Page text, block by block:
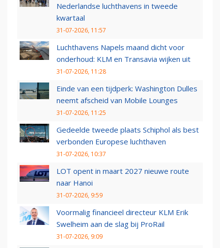
Nederlandse luchthavens in tweede
kwartaal
31-07-2026, 11:57
Luchthavens Napels maand dicht voor
onderhoud: KLM en Transavia wijken uit
31-07-2026, 11:28
Einde van een tijdperk: Washington Dulles
neemt afscheid van Mobile Lounges
31-07-2026, 11:25
Gedeelde tweede plaats Schiphol als best
verbonden Europese luchthaven
31-07-2026, 10:37
LOT opent in maart 2027 nieuwe route
naar Hanoi
31-07-2026, 9:59
Voormalig financieel directeur KLM Erik
Swelheim aan de slag bij ProRail
31-07-2026, 9:09